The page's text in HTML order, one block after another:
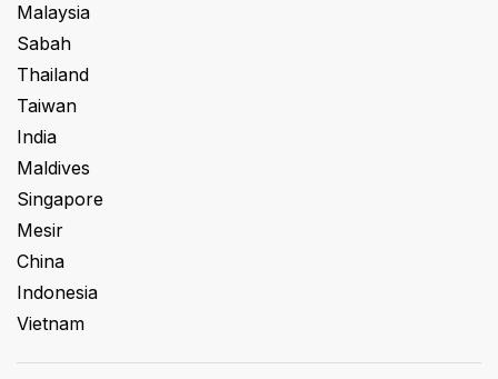
Malaysia
Sabah
Thailand
Taiwan
India
Maldives
Singapore
Mesir
China
Indonesia
Vietnam